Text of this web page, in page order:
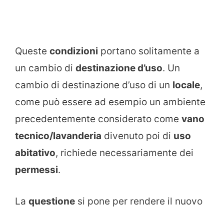
Queste condizioni portano solitamente a
un cambio di destinazione d’uso. Un
cambio di destinazione d’uso di un locale,
come può essere ad esempio un ambiente
precedentemente considerato come vano
tecnico/lavanderia divenuto poi di uso
abitativo, richiede necessariamente dei
permessi.
La questione si pone per rendere il nuovo